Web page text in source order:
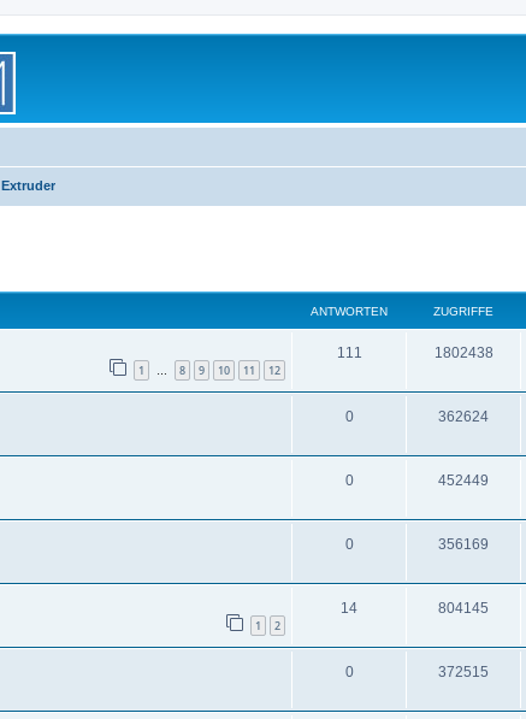
Extruder
ANTWORTEN ZUGRIFFE
1 … 8 9 10 11 12
111 1802438
0 362624
0 452449
0 356169
1 2
14 804145
0 372515